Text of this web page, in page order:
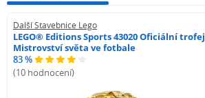
Další Stavebnice Lego
LEGO® Editions Sports 43020 Oficiální trofej
Mistrovství světa ve fotbale
83 %
(10 hodnocení)